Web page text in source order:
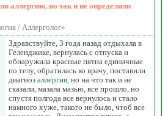
аллергию, но так и не определили
/ Аллерголог»
Здравствуйте, 3 года назад отдыхала в
Геленджике, вернулась с отпуска и
обнаружила красные пятна единичные
по телу, обратилась ко врачу, поставили
диагноз аллергия , но на что так и не
сказали, мазала мазью, все прошло, но
спустя полгода все вернулось и стало
намного хуже, такого не было, чтоб все